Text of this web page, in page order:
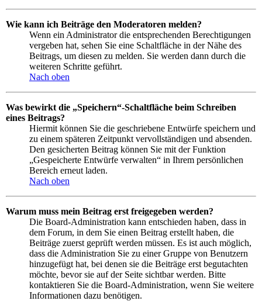
Wie kann ich Beiträge den Moderatoren melden?
Wenn ein Administrator die entsprechenden Berechtigungen
vergeben hat, sehen Sie eine Schaltfläche in der Nähe des
Beitrags, um diesen zu melden. Sie werden dann durch die
weiteren Schritte geführt.
Nach oben
Was bewirkt die „Speichern“-Schaltfläche beim Schreiben
eines Beitrags?
Hiermit können Sie die geschriebene Entwürfe speichern und
zu einem späteren Zeitpunkt vervollständigen und absenden.
Den gesicherten Beitrag können Sie mit der Funktion
„Gespeicherte Entwürfe verwalten“ in Ihrem persönlichen
Bereich erneut laden.
Nach oben
Warum muss mein Beitrag erst freigegeben werden?
Die Board-Administration kann entschieden haben, dass in
dem Forum, in dem Sie einen Beitrag erstellt haben, die
Beiträge zuerst geprüft werden müssen. Es ist auch möglich,
dass die Administration Sie zu einer Gruppe von Benutzern
hinzugefügt hat, bei denen sie die Beiträge erst begutachten
möchte, bevor sie auf der Seite sichtbar werden. Bitte
kontaktieren Sie die Board-Administration, wenn Sie weitere
Informationen dazu benötigen.